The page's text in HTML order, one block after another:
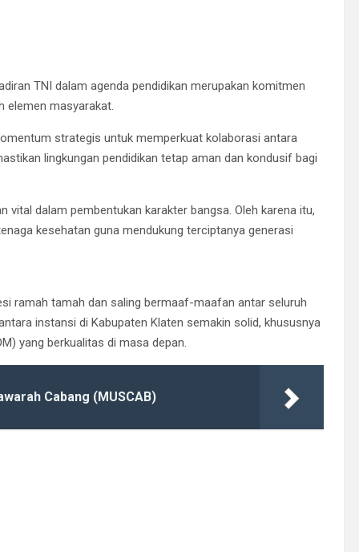
TNI dalam agenda pendidikan merupakan komitmen
elemen masyarakat.
strategis untuk memperkuat kolaborasi antara
lingkungan pendidikan tetap aman dan kondusif bagi
vital dalam pembentukan karakter bangsa. Oleh karena itu,
kesehatan guna mendukung terciptanya generasi
ramah tamah dan saling bermaaf-maafan antar seluruh
instansi di Kabupaten Klaten semakin solid, khususnya
yang berkualitas di masa depan.
Cabang (MUSCAB)